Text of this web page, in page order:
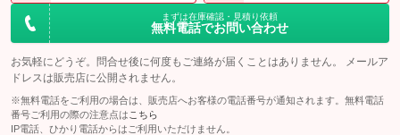
まずは在庫確認・見積り依頼
無料電話でお問い合わせ
お気軽にどうぞ。問合せ後に何度もご連絡が届くことはありません。 メールア
ドレスは販売店に公開されません。
※無料電話をご利用の場合は、販売店へお客様の電話番号が通知されます。無料電話
番号ご利用の際の注意点は こちら
IP電話、ひかり電話からはご利用いただけません。